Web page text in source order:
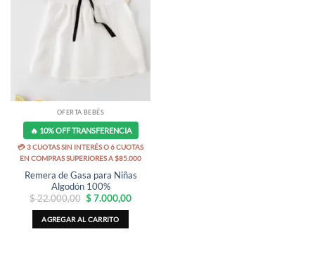
OFERTA BEBÉS
🔥 10% OFF TRANSFERENCIA
💳 3 CUOTAS SIN INTERÉS O 6 CUOTAS
EN COMPRAS SUPERIORES A $85.000
Remera de Gasa para Niñas
Algodón 100%
$22.000,00 El
original
era:
$ 22.000,00.
$7.000,00El
AGREGAR AL CARRITO